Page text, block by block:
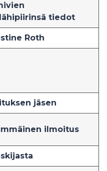
tiedot
Roth
jäsen
ilmoitus